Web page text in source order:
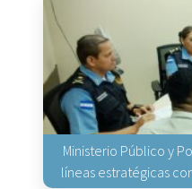
Ministerio Público y
líneas estratégicas